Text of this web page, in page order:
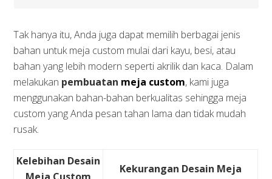
Tak hanya itu, Anda juga dapat memilih berbagai jenis
bahan untuk meja custom mulai dari kayu, besi, atau
bahan yang lebih modern seperti akrilik dan kaca. Dalam
melakukan pembuatan meja custom, kami juga
menggunakan bahan-bahan berkualitas sehingga meja
custom yang Anda pesan tahan lama dan tidak mudah
rusak.
Kelebihan Desain
Kekurangan Desain Meja